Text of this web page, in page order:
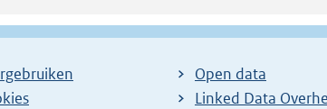
Open data
Linked Data